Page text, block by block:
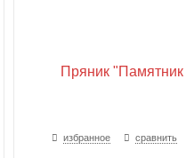
избранное сравнить